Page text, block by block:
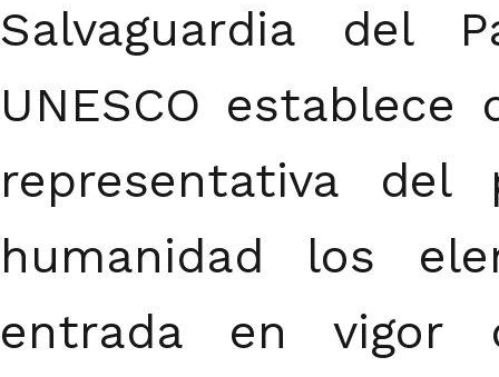
Salvaguardia del
UNESCO
representativa
humanidad los
entrada en vigor